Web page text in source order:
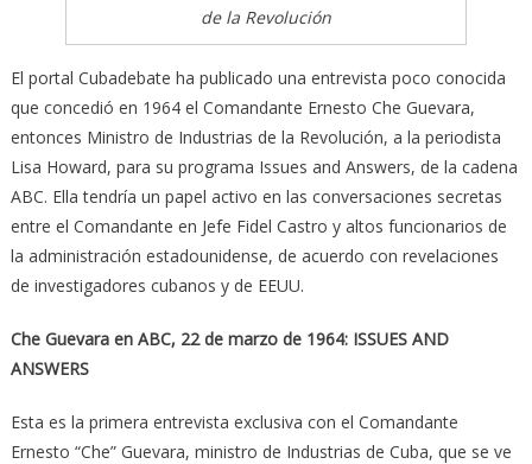
de la Revolución
El portal Cubadebate ha publicado una entrevista poco conocida
que concedió en 1964 el Comandante Ernesto Che Guevara,
entonces Ministro de Industrias de la Revolución, a la periodista
Lisa Howard, para su programa Issues and Answers, de la cadena
ABC. Ella tendría un papel activo en las conversaciones secretas
entre el Comandante en Jefe Fidel Castro y altos funcionarios de
la administración estadounidense, de acuerdo con revelaciones
de investigadores cubanos y de EEUU.
Che Guevara en ABC, 22 de marzo de 1964: ISSUES AND
ANSWERS
Esta es la primera entrevista exclusiva con el Comandante
Ernesto “Che” Guevara, ministro de Industrias de Cuba, que se ve